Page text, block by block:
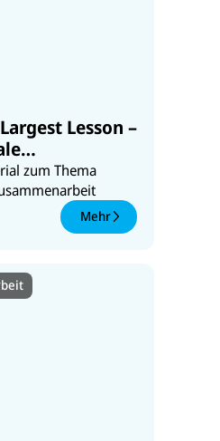
Lesson –
fördern
zum Thema
Mehr